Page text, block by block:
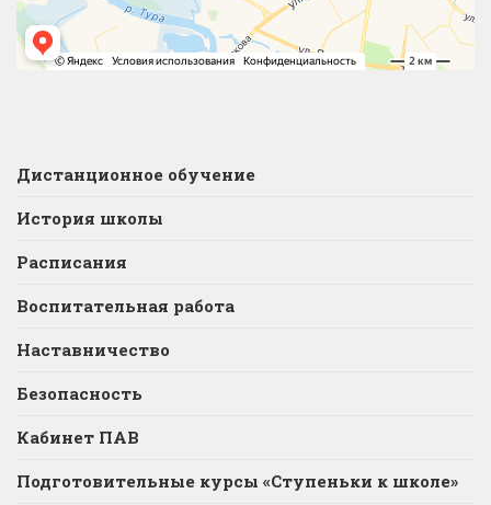
Дистанционное обучение
История школы
Расписания
Воспитательная работа
Наставничество
Безопасность
Кабинет ПАВ
Подготовительные курсы «Ступеньки к школе»